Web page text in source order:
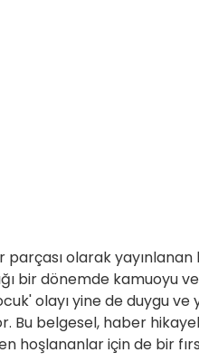
parçası olarak
bir dönemde kamuoyu
olayı yine de duygu ve
Bu belgesel, haber
hoşlananlar için de bir